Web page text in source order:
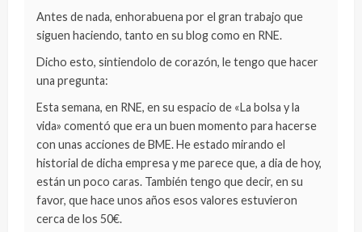
Antes de nada, enhorabuena por el gran trabajo que
siguen haciendo, tanto en su blog como en RNE.
Dicho esto, sintiendolo de corazón, le tengo que hacer
una pregunta:
Esta semana, en RNE, en su espacio de «La bolsa y la
vida» comentó que era un buen momento para hacerse
con unas acciones de BME. He estado mirando el
historial de dicha empresa y me parece que, a dia de hoy,
están un poco caras. También tengo que decir, en su
favor, que hace unos años esos valores estuvieron
cerca de los 50€.